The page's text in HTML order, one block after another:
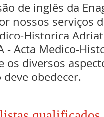
de inglês da
nossos serviços
Historica
- Acta Medico-
os diversos
obedecer.